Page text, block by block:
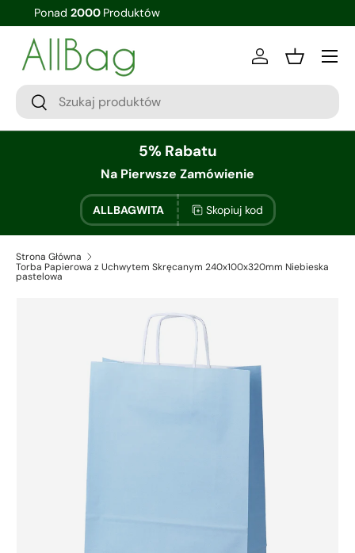
Zniżki Ilościowe
Zaloguj sie
Kosz
5% Rabatu
Na Pierwsze Zamówienie
ALLBAGWITA Skopiuj kod
Strona Główna
Torba Papierowa z Uchwytem Skręcanym 240x100x320mm Niebieska
pastelowa